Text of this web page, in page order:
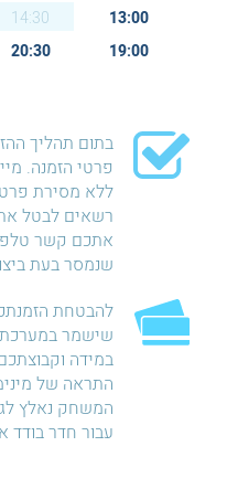
13:00
14:30
19:00
20:30
בתום תהליך
פרטי הזמנה.
ללא מסירת
רשאים לבטל
אתכם קשר
שנמסר בעת
להבטחת
שישמר
במידה
עבור חדר בודד או 400₪ עבור חדר